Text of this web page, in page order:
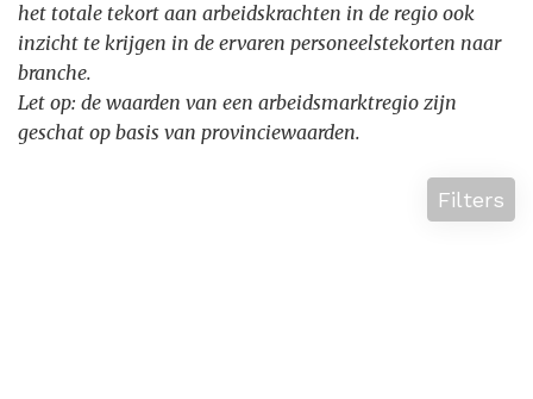
het totale tekort aan arbeidskrachten in de regio ook
inzicht te krijgen in de ervaren personeelstekorten naar
branche.
Let op: de waarden van een arbeidsmarktregio zijn
geschat op basis van provinciewaarden.
Filters